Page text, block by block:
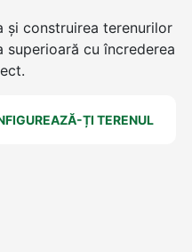
și construirea terenurilor
cu încrederea
ȚI TERENUL